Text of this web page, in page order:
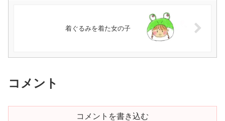
着ぐるみを着た女の子
コメント
コメントを書き込む